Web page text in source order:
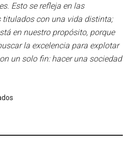
Esto se refleja en las
titulados con una vida distinta;
en nuestro propósito, porque
la excelencia para explotar
un solo fin: hacer una sociedad